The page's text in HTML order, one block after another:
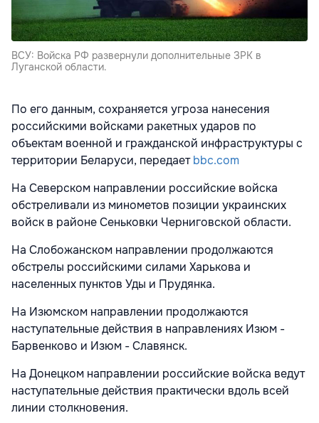
ВСУ: Войска РФ развернули дополнительные ЗРК в
Луганской области.
По его данным, сохраняется угроза нанесения
российскими войсками ракетных ударов по
объектам военной и гражданской инфраструктуры с
территории Беларуси, передаетbbc.com
На Северском направлении российские войска
обстреливали из минометов позиции украинских
войск в районе Сеньковки Черниговской области.
На Слобожанском направлении продолжаются
обстрелы российскими силами Харькова и
населенных пунктов Уды и Прудянка.
На Изюмском направлении продолжаются
наступательные действия в направлениях Изюм -
Барвенково и Изюм - Славянск.
На Донецком направлении российские войска ведут
наступательные действия практически вдоль всей
линии столкновения.